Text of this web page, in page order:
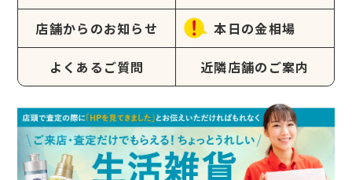
店舗からのお知らせ 本日の金相場
よくあるご質問 近隣店舗のご案内